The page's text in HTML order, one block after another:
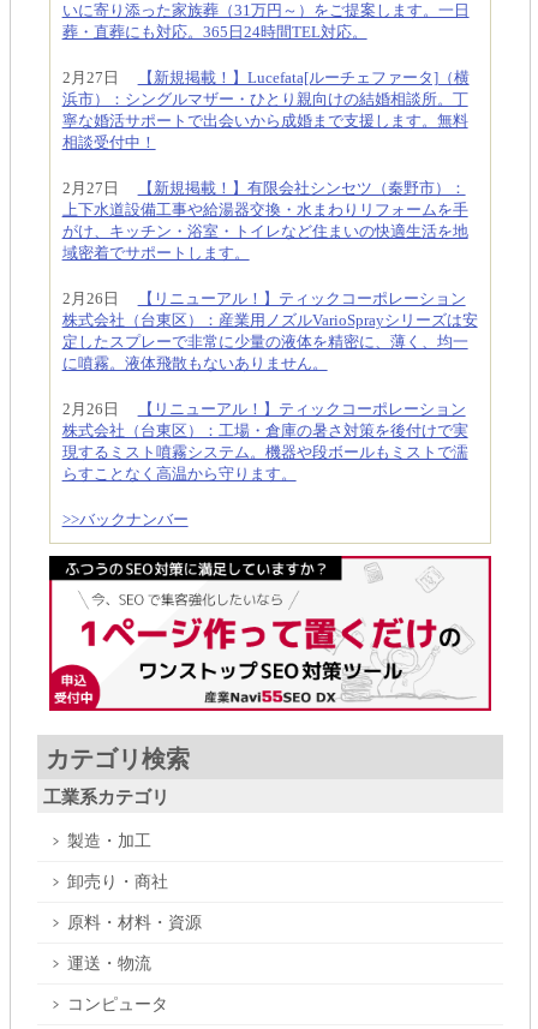
いに寄り添った家族葬（31万円～）をご提案します。一日
葬・直葬にも対応。365日24時間TEL対応。
2月27日
【新規掲載！】Lucefata[ルーチェファータ]（横
浜市）：シングルマザー・ひとり親向けの結婚相談所。丁
寧な婚活サポートで出会いから成婚まで支援します。無料
相談受付中！
2月27日
【新規掲載！】有限会社シンセツ（秦野市）：
上下水道設備工事や給湯器交換・水まわりリフォームを手
がけ、キッチン・浴室・トイレなど住まいの快適生活を地
域密着でサポートします。
2月26日
【リニューアル！】ティックコーポレーション
株式会社（台東区）：産業用ノズルVarioSprayシリーズは安
定したスプレーで非常に少量の液体を精密に、薄く、均一
に噴霧。液体飛散もないありません。
2月26日
【リニューアル！】ティックコーポレーション
株式会社（台東区）：工場・倉庫の暑さ対策を後付けで実
現するミスト噴霧システム。機器や段ボールもミストで濡
らすことなく高温から守ります。
>>バックナンバー
カテゴリ検索
工業系カテゴリ
製造・加工
卸売り・商社
原料・材料・資源
運送・物流
コンピュータ